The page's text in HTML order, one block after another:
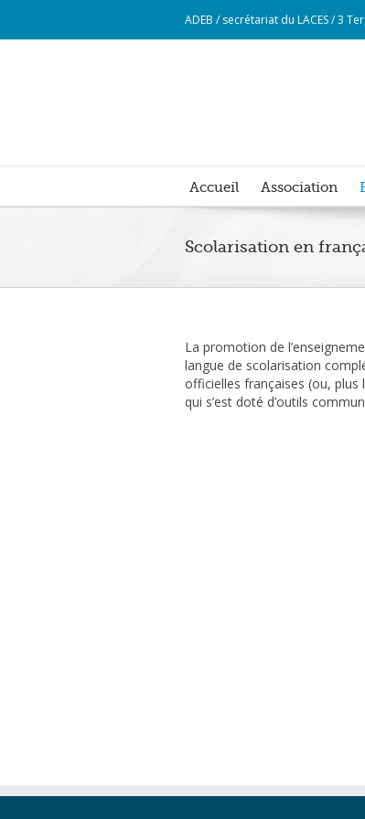
ADEB / secrétariat du LACES / 3
Accueil Association
Scolarisation en
La promotion de
langue de scolarisation
officielles françaises (ou, plus
qui s’est doté d’outils